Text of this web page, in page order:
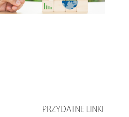
PRZYDATNE LINKI